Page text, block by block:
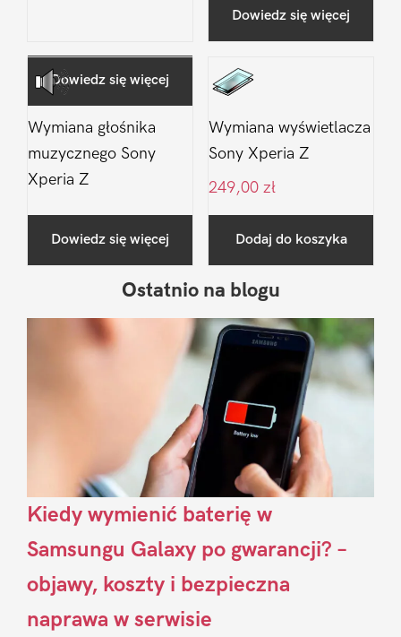
Dowiedz się więcej
Dowiedz się więcej
Wymiana głośnika
muzycznego Sony
Xperia Z
Dowiedz się więcej
Wymiana wyświetlacza
Sony Xperia Z
249,00 zł
Dodaj do koszyka
Sidebar
Ostatnio na blogu
Kiedy wymienić baterię w
Samsungu Galaxy po gwarancji? –
objawy, koszty i bezpieczna
naprawa w serwisie